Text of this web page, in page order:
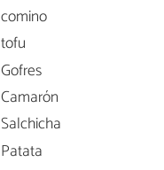
comino
tofu
Gofres
Camarón
Salchicha
Patata